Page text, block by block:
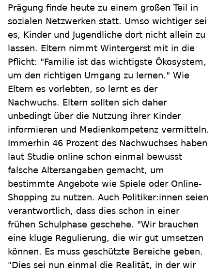
Prägung finde heute zu einem großen Teil in
sozialen Netzwerken statt. Umso wichtiger sei
es, Kinder und Jugendliche dort nicht allein zu
lassen. Eltern nimmt Wintergerst mit in die
Pflicht: "Familie ist das wichtigste Ökosystem,
um den richtigen Umgang zu lernen." Wie
Eltern es vorlebten, so lernt es der
Nachwuchs. Eltern sollten sich daher
unbedingt über die Nutzung ihrer Kinder
informieren und Medienkompetenz vermitteln.
Immerhin 46 Prozent des Nachwuchses haben
laut Studie online schon einmal bewusst
falsche Altersangaben gemacht, um
bestimmte Angebote wie Spiele oder Online-
Shopping zu nutzen. Auch Politiker:innen seien
verantwortlich, dass dies schon in einer
frühen Schulphase geschehe. "Wir brauchen
eine kluge Regulierung, die wir gut umsetzen
können. Es muss geschützte Bereiche geben.
"Dies sei nun einmal die Realität, in der wir